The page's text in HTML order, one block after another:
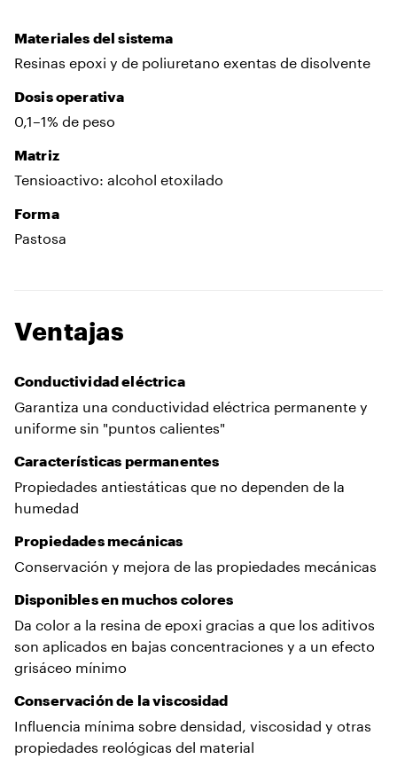
Materiales del sistema
Resinas epoxi y de poliuretano exentas de disolvente
Dosis operativa
0,1–1% de peso
Matriz
Tensioactivo: alcohol etoxilado
Forma
Pastosa
Ventajas
Conductividad eléctrica
Garantiza una conductividad eléctrica permanente y
uniforme sin "puntos calientes"
Características permanentes
Propiedades antiestáticas que no dependen de la
humedad
Propiedades mecánicas
Conservación y mejora de las propiedades mecánicas
Disponibles en muchos colores
Da color a la resina de epoxi gracias a que los aditivos
son aplicados en bajas concentraciones y a un efecto
grisáceo mínimo
Conservación de la viscosidad
Influencia mínima sobre densidad, viscosidad y otras
propiedades reológicas del material